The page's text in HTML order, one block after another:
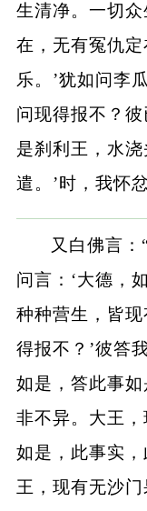
生清净。一切
在，无有冤仇
乐。’犹如问李
问现得报不？
是刹利王，水
遣。’时，我怀
又白佛言：
问言：‘大德，
种种营生，皆
得报不？’彼答
如是，答此事
非不异。大王
如是，此事实
王，现有无沙